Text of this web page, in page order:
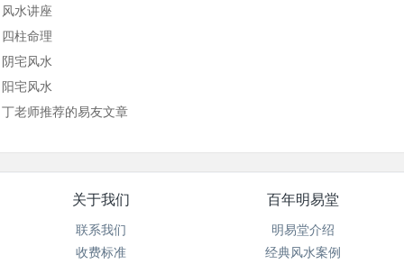
风水讲座
四柱命理
阴宅风水
阳宅风水
丁老师推荐的易友文章
关于我们
联系我们
收费标准
百年明易堂
明易堂介绍
经典风水案例